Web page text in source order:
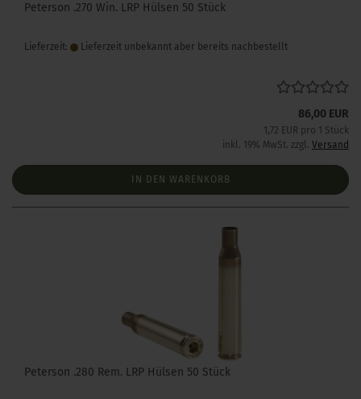
Peterson .270 Win. LRP Hülsen 50 Stück
Lieferzeit: Lieferzeit unbekannt aber bereits nachbestellt
86,00 EUR
1,72 EUR pro 1 Stück
inkl. 19% MwSt. zzgl. Versand
IN DEN WARENKORB
Peterson .280 Rem. LRP Hülsen 50 Stück